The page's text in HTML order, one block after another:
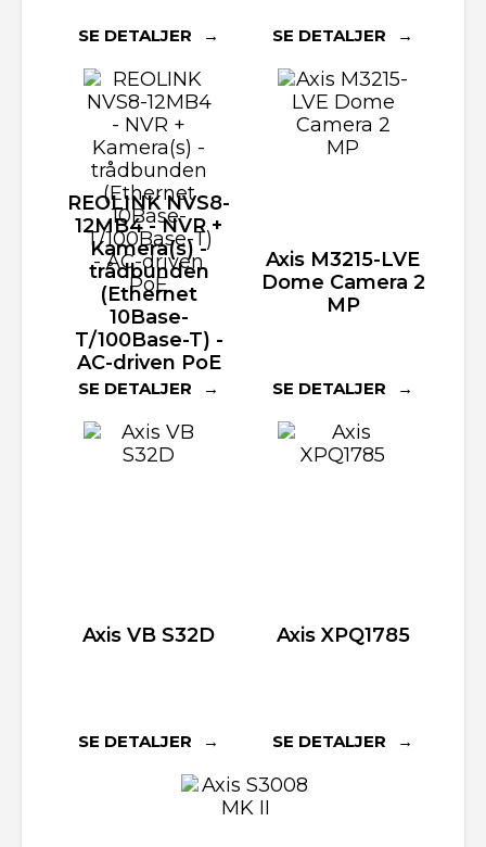
SE DETALJER SE DETALJER
REOLINK NVS8-
12MB4 - NVR +
Kamera(s) -
trådbunden
(Ethernet
10Base-
T/100Base-T) -
AC-driven PoE
SE DETALJER
Axis M3215-LVE
Dome Camera 2
MP
SE DETALJER
Axis VB S32D
SE DETALJER
Axis XPQ1785
SE DETALJER